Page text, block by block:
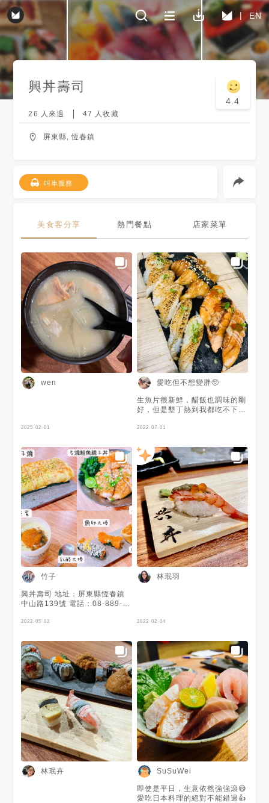
EN
興丼壽司
4.4
26 人來過 47 人收藏
屏東縣, 恆春鎮
叫車服務
美食客分享 熱門餐點 店家菜單
wen
2025-02-01
愛吃但不想變胖🥺
生魚片很新鮮，醋飯也調味的剛
好，但是墾丁熱到我都吃不下太
2022-07-01
竹子
興丼壽司 地址：屏東縣恆春鎮
中山路139號 電話：08-889-
午2:00 晚餐05:00-晚上9:00 #
#興丼壽司 #興丼 #恆春日本料
理 #恆春餐廳 #屏東餐廳 #恆春
排隊美食 #ninibooboo
2022-05-02
林珉羽
2022-02-04
林珉卉 SuSuWei
即使是平日，生意依然強強滾😅
愛吃日本料理的絕對不能錯過👍